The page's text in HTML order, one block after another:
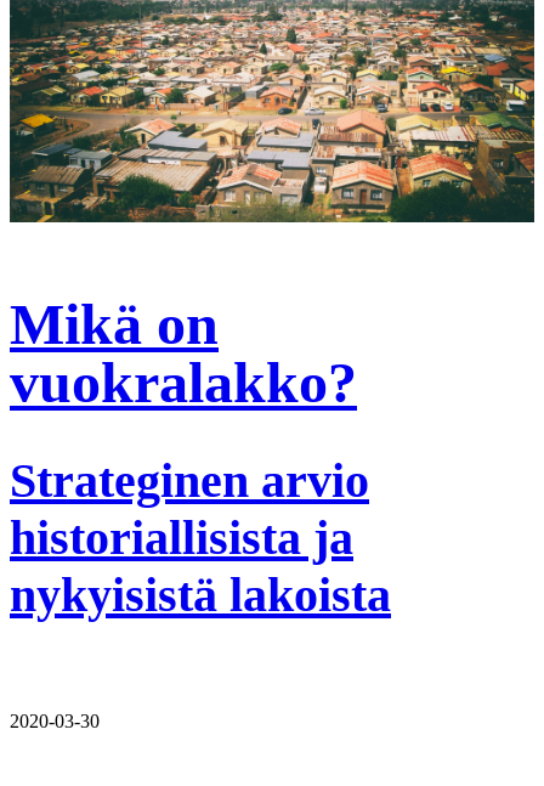
Mikä on
vuokralakko?
Strateginen arvio
historiallisista ja
nykyisistä lakoista
2020-03-30